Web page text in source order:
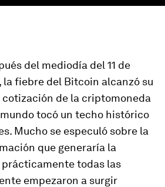
del mediodía del 11 de
la fiebre del Bitcoin alcanzó su
cotización de la criptomoneda
tocó un techo histórico
Mucho se especuló sobre la
que generaría la
todas las
empezaron a surgir